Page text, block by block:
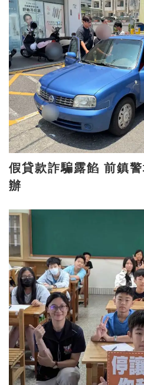
假貸款詐騙露餡 前鎮警埋伏逮捕收水手送
辦